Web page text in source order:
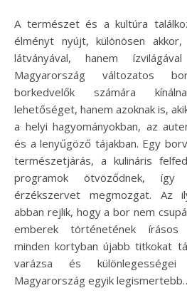
A természet és a kultúra találkozása mindig különleges
élményt nyújt, különösen
látványával, hanem
Magyarország változatos
borkedvelők számára
lehetőséget, hanem azoknak is,
a helyi hagyományokban, az
és a lenyűgöző tájakban. Egy
természetjárás, a kulináris
programok ötvöződnek,
érzékszervet megmozgat. Az
abban rejlik, hogy a bor nem
emberek történetének írásos
minden kortyban újabb titkokat
varázsa és
Magyarország egyik